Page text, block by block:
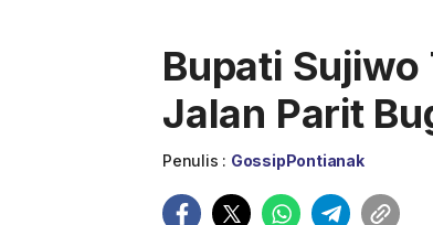
Bupati Sujiwo
Jalan Parit
Penulis : GossipPontianak